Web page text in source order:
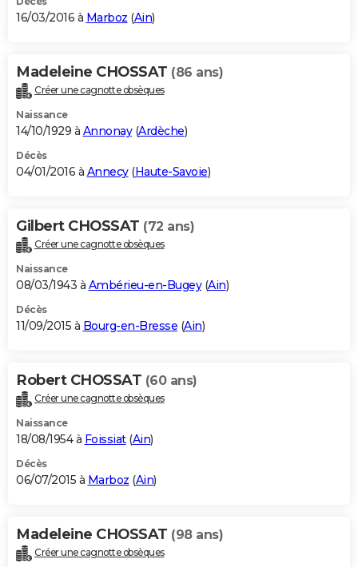
16/03/2016 à Marboz (Ain)
Madeleine CHOSSAT (86 ans)
Créer une cagnotte obsèques
Naissance
14/10/1929 à Annonay(Ardèche)
Décès
04/01/2016 à Annecy(Haute-Savoie)
Gilbert CHOSSAT (72 ans)
Créer une cagnotte obsèques
Naissance
08/03/1943 à Ambérieu-en-Bugey(Ain)
Décès
11/09/2015 à Bourg-en-Bresse (Ain)
Robert CHOSSAT (60 ans)
Créer une cagnotte obsèques
Naissance
18/08/1954 à Foissiat(Ain)
Décès
06/07/2015 à Marboz (Ain)
Madeleine CHOSSAT (98 ans)
Créer une cagnotte obsèques